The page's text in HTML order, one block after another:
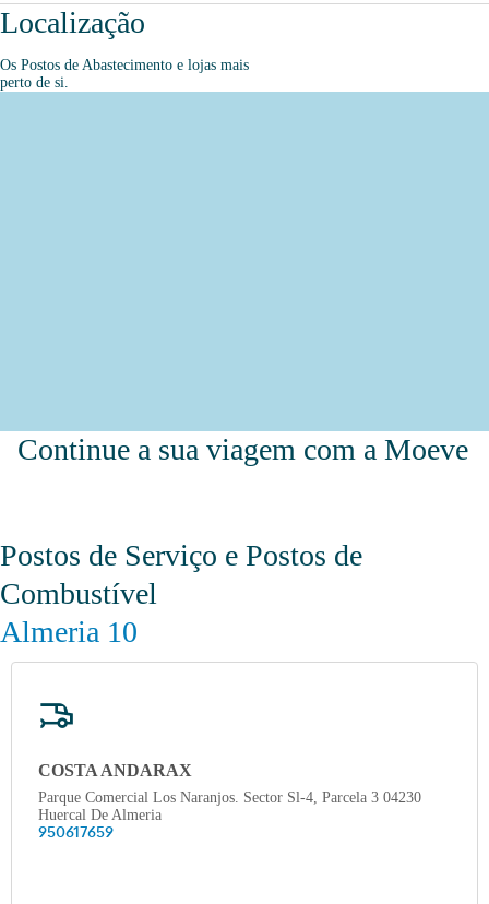
Localização
Os Postos de Abastecimento e lojas mais
perto de si.
Continue a sua viagem com a Moeve
Postos de Serviço e Postos de
Combustível
Almeria 10
COSTA ANDARAX
Parque Comercial Los Naranjos. Sector Sl-4, Parcela 3 04230
Huercal De Almeria
950617659